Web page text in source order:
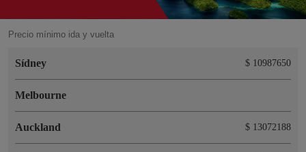
Precio mínimo ida y vuelta
Sídney $ 10987650
Melbourne
Auckland $ 13072188